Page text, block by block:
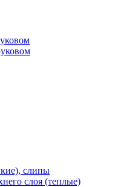
слипы
слоя (теплые)